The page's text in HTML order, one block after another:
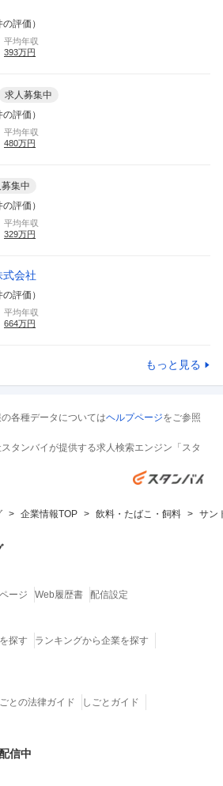
の評価）
平均年収
393万円
求人募集中
の評価）
平均年収
480万円
集中
の評価）
平均年収
329万円
会社
の評価）
平均年収
664万円
もっと見る
各種データについてはヘルプページをご参照
タンバイが提供する求人検索エンジン「スタ
企業情報TOP 飲料・たばこ・飼料 サン
ージ Web履歴書 配信設定
探す
ランキングから企業を探す
との法律ガイド
しごとガイド
信中